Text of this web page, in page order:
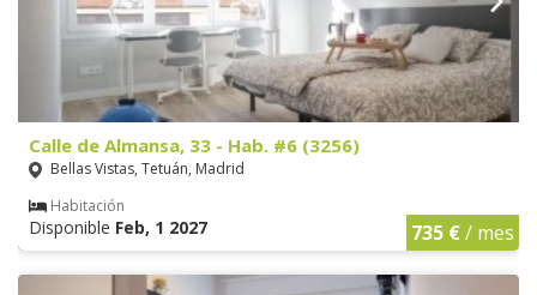
Calle de Almansa, 33 - Hab. #6 (3256)
Bellas Vistas, Tetuán, Madrid
Habitación
Disponible Feb, 1 2027 735 €/ mes